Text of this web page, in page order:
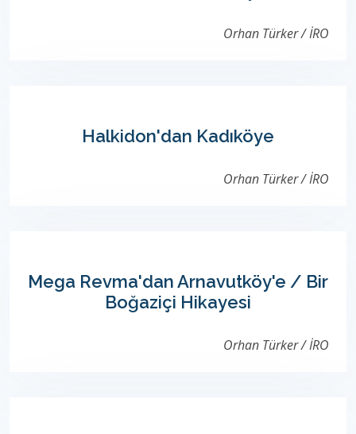
Orhan Türker / İRO
Halkidon'dan Kadıköye
Orhan Türker / İRO
Mega Revma'dan Arnavutköy'e / Bir
Boğaziçi Hikayesi
Orhan Türker / İRO